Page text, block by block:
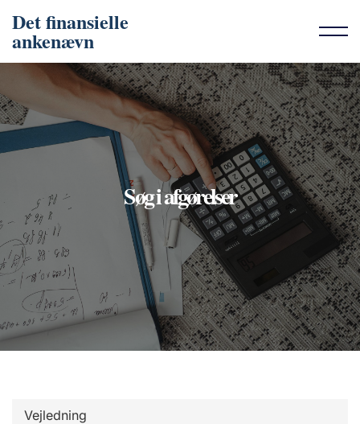
Det finansielle
ankenævn
Søg i afgørelser
Vejledning